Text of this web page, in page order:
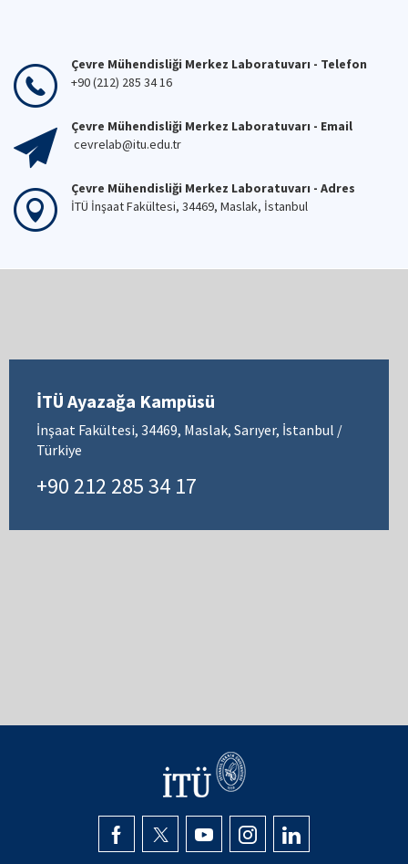
Çevre Mühendisliği Merkez Laboratuvarı - Telefon
+90 (212) 285 34 16
Çevre Mühendisliği Merkez Laboratuvarı - Email
cevrelab@itu.edu.tr
Çevre Mühendisliği Merkez Laboratuvarı - Adres
İTÜ İnşaat Fakültesi, 34469, Maslak, İstanbul
İTÜ Ayazağa Kampüsü
İnşaat Fakültesi, 34469, Maslak, Sarıyer, İstanbul /
Türkiye
+90 212 285 34 17